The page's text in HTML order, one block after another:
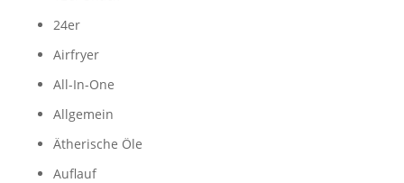
24er
Airfryer
All-In-One
Allgemein
Ätherische Öle
Auflauf